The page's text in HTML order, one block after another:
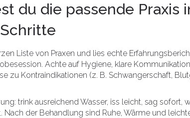
du die passende Praxis
Liste von Praxen und lies echte
Achte auf Hygiene, klare
zu Kontraindikationen (z. B. Schwangerschaft,
trink ausreichend Wasser, iss leicht, sag
Nach der Behandlung sind Ruhe, Wärme und